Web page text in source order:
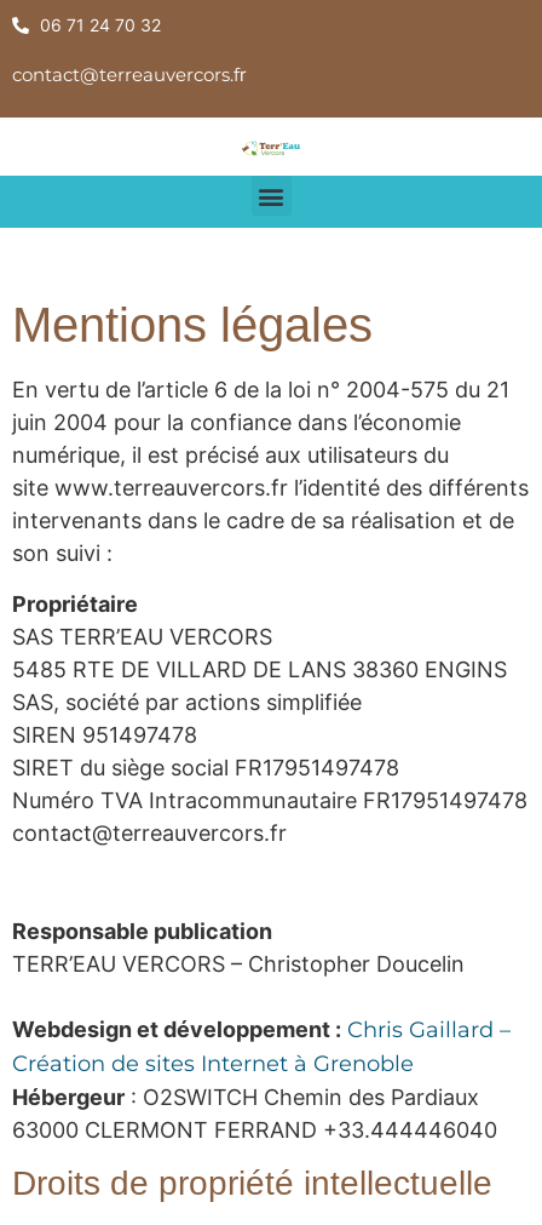
06 71 24 70 32
contact@terreauvercors.fr
Mentions légales
En vertu de l’article 6 de la loi n° 2004-575 du 21
juin 2004 pour la confiance dans l’économie
numérique, il est précisé aux utilisateurs du
site www.terreauvercors.fr l’identité des différents
intervenants dans le cadre de sa réalisation et de
son suivi :
Propriétaire
SAS TERR’EAU VERCORS
5485 RTE DE VILLARD DE LANS 38360 ENGINS
SAS, société par actions simplifiée
SIREN 951497478
SIRET du siège social FR17951497478
Numéro TVA Intracommunautaire FR17951497478
contact@terreauvercors.fr
Responsable publication
TERR’EAU VERCORS – Christopher Doucelin
Webdesign et développement : Chris Gaillard –
Création de sites Internet à Grenoble
Hébergeur : O2SWITCH Chemin des Pardiaux
63000 CLERMONT FERRAND +33.444446040
Droits de propriété intellectuelle